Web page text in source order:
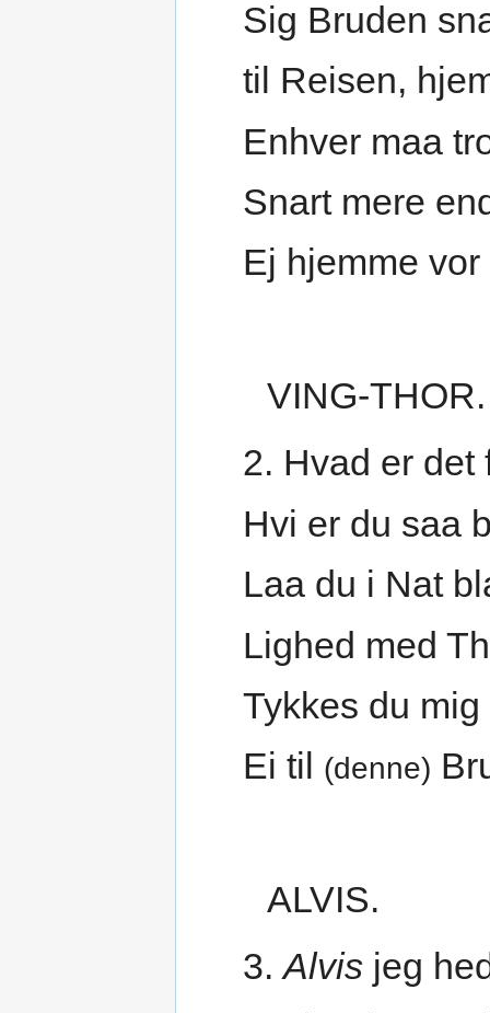
Sig Bruden
til Reisen,
Enhver maa
Snart mere
Ej hjemme
VING-THOR.
2. Hvad er det
Hvi er du saa
Laa du i Nat
Lighed med
Tykkes du mig
Ei til (denne)
ALVIS.
3.Alvisjeg